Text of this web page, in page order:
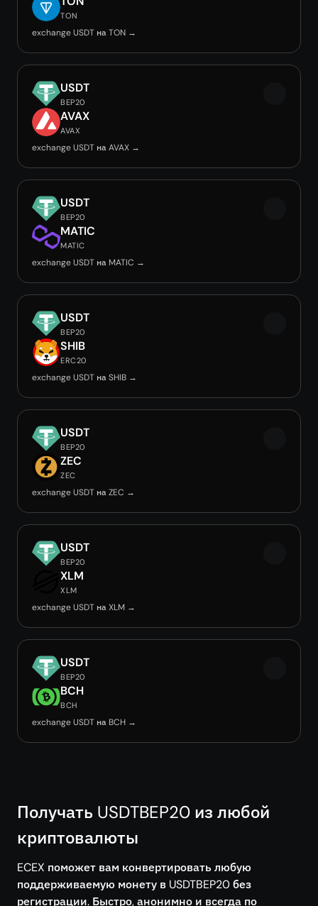
TON
exchange USDT на TON →
USDT
BEP20
AVAX
AVAX
exchange USDT на AVAX →
USDT
BEP20
MATIC
MATIC
exchange USDT на MATIC →
USDT
BEP20
SHIB
ERC20
exchange USDT на SHIB →
USDT
BEP20
ZEC
ZEC
exchange USDT на ZEC →
USDT
BEP20
XLM
XLM
exchange USDT на XLM →
USDT
BEP20
BCH
BCH
exchange USDT на BCH →
Получать USDTBEP20 из любой
криптовалюты
ECEX поможет вам конвертировать любую
поддерживаемую монету в USDTBEP20 без
регистрации. Быстро, анонимно и всегда по